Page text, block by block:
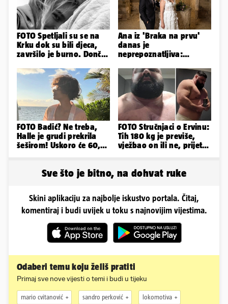
FOTO Spetljali su se na
Krku dok su bili djeca,
završilo je burno. Dončić
Ana iz 'Braka na prvu'
danas je
neprepoznatljiva:
ovako sad izgleda
FOTO Badić? Ne treba,
Halle je grudi prekrila
šeširom! Uskoro će 60,
FOTO Stručnjaci o Ervinu:
Tih 180 kg je previše,
vježbao on ili ne, prijete
Sve što je bitno, na dohvat ruke
Skini aplikaciju za najbolje iskustvo portala. Čitaj,
komentiraj i budi uvijek u toku s najnovijim vijestima.
Odaberi temu koju želiš pratiti
Primaj sve nove vijesti o temi i budi u tijeku
mario cvitanović sandro perković lokomotiva